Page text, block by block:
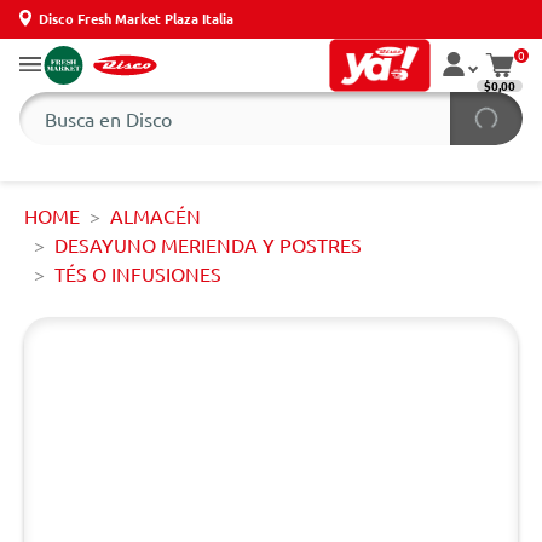
Disco Fresh Market Plaza Italia
0
$0,00
HOME
ALMACÉN
DESAYUNO MERIENDA Y POSTRES
TÉS O INFUSIONES